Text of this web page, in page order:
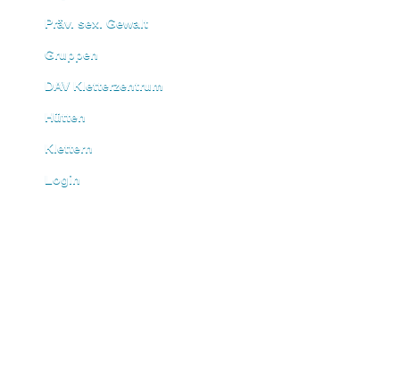
Präv. sex. Gewalt
Gruppen
DAV Kletterzentrum
Hütten
Klettern
Login